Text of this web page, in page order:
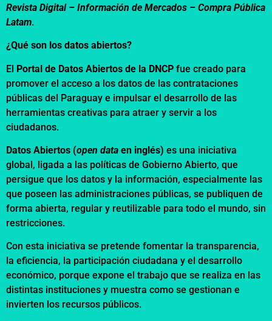
Revista Digital – Información de Mercados – Compra Pública
Latam.
¿Qué son los datos abiertos?
El Portal de Datos Abiertos de la DNCP fue creado para
promover el acceso a los datos de las contrataciones
públicas del Paraguay e impulsar el desarrollo de las
herramientas creativas para atraer y servir a los
ciudadanos.
Datos Abiertos (open data en inglés) es una iniciativa
global, ligada a las políticas de Gobierno Abierto, que
persigue que los datos y la información, especialmente las
que poseen las administraciones públicas, se publiquen de
forma abierta, regular y reutilizable para todo el mundo, sin
restricciones.
Con esta iniciativa se pretende fomentar la transparencia,
la eficiencia, la participación ciudadana y el desarrollo
económico, porque expone el trabajo que se realiza en las
distintas instituciones y muestra como se gestionan e
invierten los recursos públicos.